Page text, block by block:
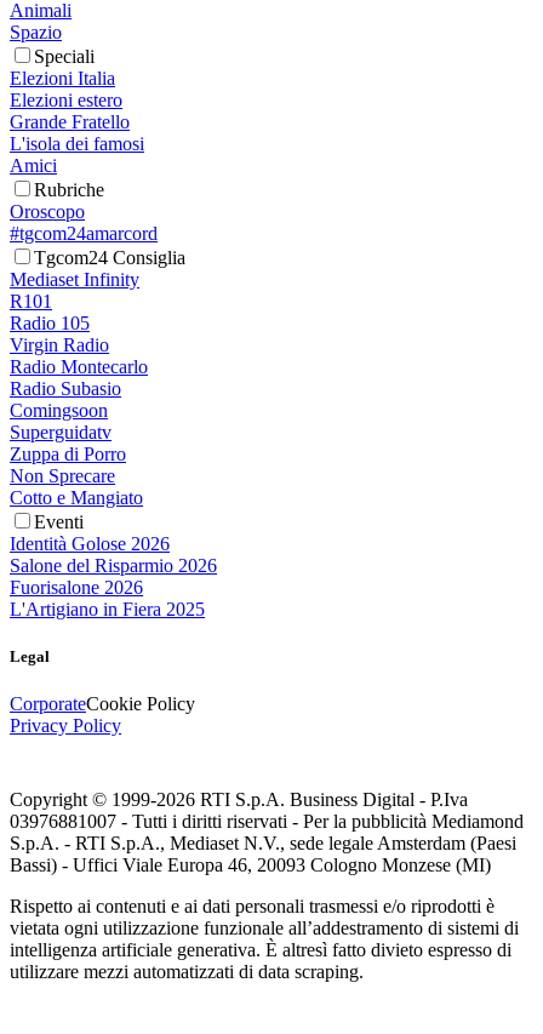
Animali
Spazio
Speciali
Elezioni Italia
Elezioni estero
Grande Fratello
L'isola dei famosi
Amici
Rubriche
Oroscopo
#tgcom24amarcord
Tgcom24 Consiglia
Mediaset Infinity
R101
Radio 105
Virgin Radio
Radio Montecarlo
Radio Subasio
Comingsoon
Superguidatv
Zuppa di Porro
Non Sprecare
Cotto e Mangiato
Eventi
Identità Golose 2026
Salone del Risparmio 2026
Fuorisalone 2026
L'Artigiano in Fiera 2025
Legal
CorporateCookie Policy
Privacy Policy
Copyright © 1999-2026 RTI S.p.A. Business Digital - P.Iva
03976881007 - Tutti i diritti riservati - Per la pubblicità Mediamond
S.p.A. - RTI S.p.A., Mediaset N.V., sede legale Amsterdam (Paesi
Bassi) - Uffici Viale Europa 46, 20093 Cologno Monzese (MI)
Rispetto ai contenuti e ai dati personali trasmessi e/o riprodotti è
vietata ogni utilizzazione funzionale all’addestramento di sistemi di
intelligenza artificiale generativa. È altresì fatto divieto espresso di
utilizzare mezzi automatizzati di data scraping.